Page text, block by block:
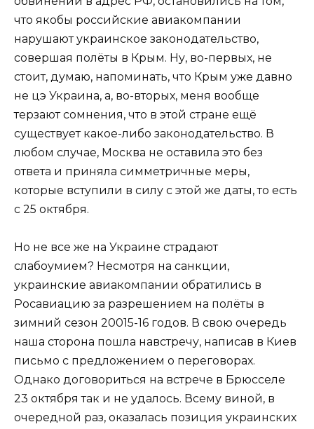
что якобы российские авиакомпании
нарушают украинское законодательство,
совершая полёты в Крым. Ну, во-первых, не
стоит, думаю, напоминать, что Крым уже давно
не цэ Украина, а, во-вторых, меня вообще
терзают сомнения, что в этой стране ещё
существует какое-либо законодательство. В
любом случае, Москва не оставила это без
ответа и приняла симметричные меры,
которые вступили в силу с этой же даты, то есть
с 25 октября.
Но не все же на Украине страдают
слабоумием? Несмотря на санкции,
украинские авиакомпании обратились в
Росавиацию за разрешением на полёты в
зимний сезон 20015-16 годов. В свою очередь
наша сторона пошла навстречу, написав в Киев
письмо с предложением о переговорах.
Однако договориться на встрече в Брюсселе
23 октября так и не удалось. Всему виной, в
очередной раз, оказалась позиция украинских